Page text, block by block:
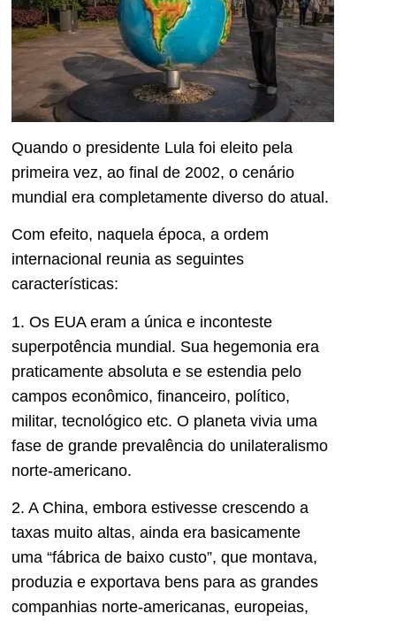
Quando o presidente Lula foi eleito pela
primeira vez, ao final de 2002, o cenário
mundial era completamente diverso do atual.
Com efeito, naquela época, a ordem
internacional reunia as seguintes
características:
1. Os EUA eram a única e inconteste
superpotência mundial. Sua hegemonia era
praticamente absoluta e se estendia pelo
campos econômico, financeiro, político,
militar, tecnológico etc. O planeta vivia uma
fase de grande prevalência do unilateralismo
norte-americano.
2. A China, embora estivesse crescendo a
taxas muito altas, ainda era basicamente
uma “fábrica de baixo custo”, que montava,
produzia e exportava bens para as grandes
companhias norte-americanas, europeias,